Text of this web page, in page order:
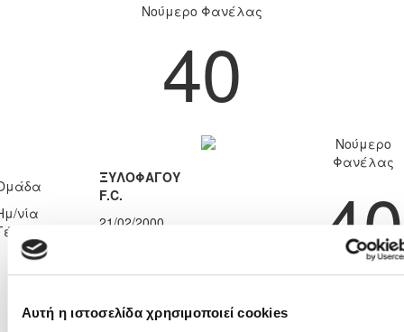
Αυτή η ιστοσελίδα χρησιμοποιεί cookies
Νούμερο Φανέλας
40
ΞΥΛΟΦΑΓΟΥ
F.C.
νία
21/02/2000
Νούμερο
Φανέλας
40